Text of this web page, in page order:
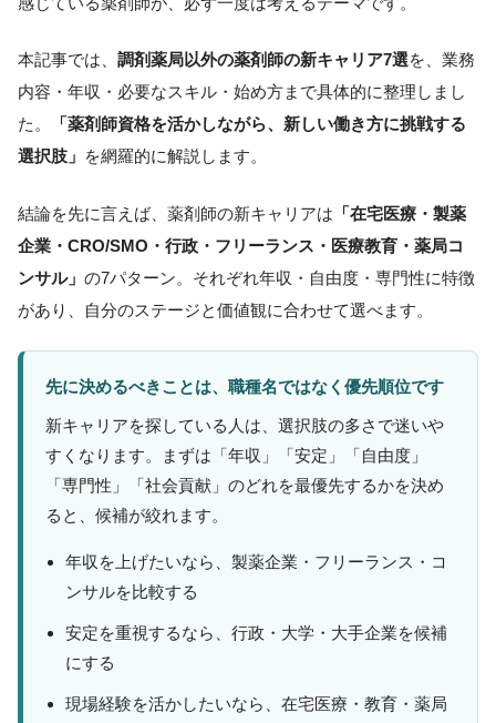
本記事では、 調剤薬局以外の薬剤師の新キャリア7選を、業務
内容・年収・必要なスキル・始め方まで具体的に整理しまし
た。
「薬剤師資格を活かしながら、新しい働き方に挑戦する
選択肢」 を網羅的に解説します。
結論を先に言えば、薬剤師の新キャリアは 「在宅医療・製薬
企業・CRO/SMO・行政・フリーランス・医療教育・薬局コ
ンサル」 の7パターン。それぞれ年収・自由度・専門性に特徴
があり、自分のステージと価値観に合わせて選べます。
先に決めるべきことは、職種名ではなく優先順位です
新キャリアを探している人は、選択肢の多さで迷いや
すくなります。まずは「年収」「安定」「自由度」
「専門性」「社会貢献」のどれを最優先するかを決め
ると、候補が絞れます。
年収を上げたいなら、製薬企業・フリーランス・コ
ンサルを比較する
安定を重視するなら、行政・大学・大手企業を候補
にする
現場経験を活かしたいなら、在宅医療・教育・薬局